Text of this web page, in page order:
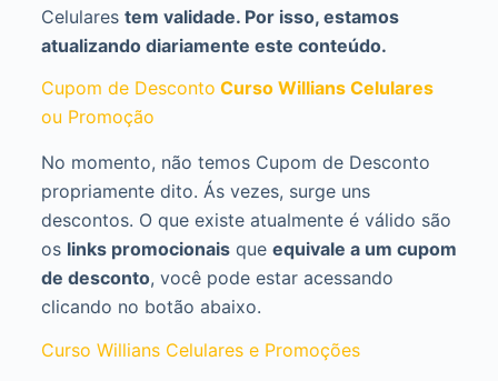
Celulares tem validade. Por isso, estamos
atualizando diariamente este conteúdo.
Cupom de Desconto Curso Willians Celulares
ou Promoção
No momento, não temos Cupom de Desconto
propriamente dito. Ás vezes, surge uns
descontos. O que existe atualmente é válido são
os links promocionaisque equivale a um cupom
de desconto, você pode estar acessando
clicando no botão abaixo.
Curso Willians Celulares e Promoções